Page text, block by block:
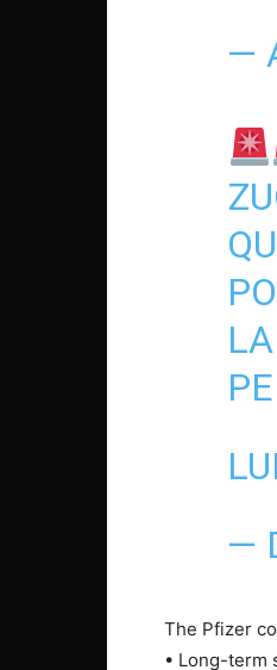
—
—
The Pfizer
• Long-term